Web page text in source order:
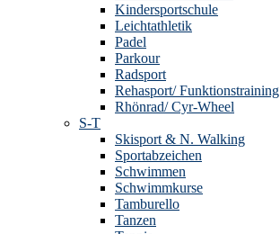
Kindersportschule
Leichtathletik
Padel
Parkour
Radsport
Rehasport/ Funktionstraining
Rhönrad/ Cyr-Wheel
S-T
Skisport & N. Walking
Sportabzeichen
Schwimmen
Schwimmkurse
Tamburello
Tanzen